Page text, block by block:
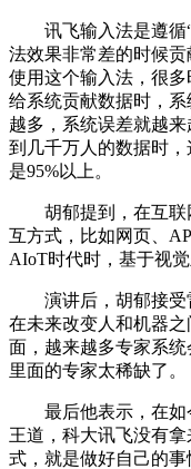
讯飞输入法是遵循“
法效果非常差的时候
使用这个输入法，很
给系统贡献数据时，
越多，系统误差就越
到几千万人的数据时
是95%以上。
胡郁提到，在互联
互方式，比如网页、
AIoT时代时，基于视
演讲后，胡郁接受
在未来改变人和机器
面，越来越多专家系
里面的专家太稀缺了。
最后他表示，在如
王道，科大讯飞没有
式，就是做好自己的事